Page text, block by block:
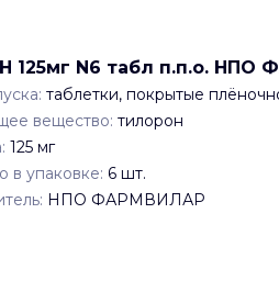
125мг N6 табл п.п.о. НПО
таблетки, покрытые
вещество: тилорон
125 мг
в упаковке: 6 шт.
НПО ФАРМВИЛАР